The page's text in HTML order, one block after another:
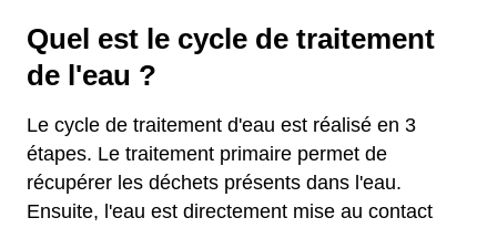
Quel est le cycle de traitement
de l'eau ?
Le cycle de traitement d'eau est réalisé en 3
étapes. Le traitement primaire permet de
récupérer les déchets présents dans l'eau.
Ensuite, l'eau est directement mise au contact